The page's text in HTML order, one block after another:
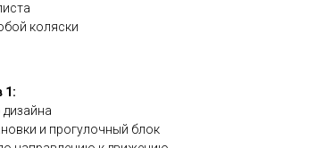
коляски
1:
и прогулочный блок